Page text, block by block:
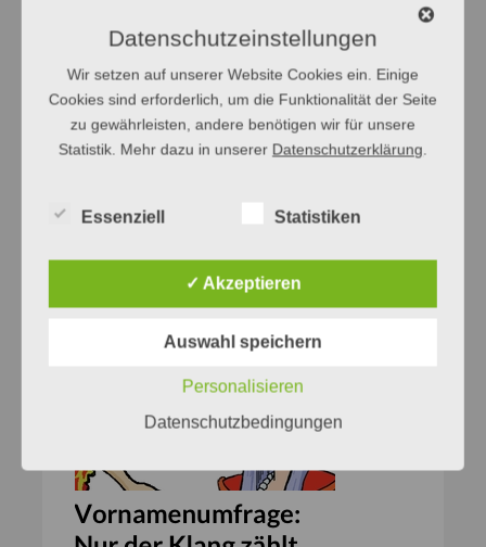
Bedeutung
Herkunft
Redewendungen
Datenschutzeinstellungen
Wir setzen auf unserer Website Cookies ein. Einige
Cookies sind erforderlich, um die Funktionalität der Seite
zu gewährleisten, andere benötigen wir für unsere
Statistik. Mehr dazu in unserer Datenschutzerklärung.
Essenziell Statistiken
✓ Akzeptieren
Auswahl speichern
Personalisieren
Datenschutzbedingungen